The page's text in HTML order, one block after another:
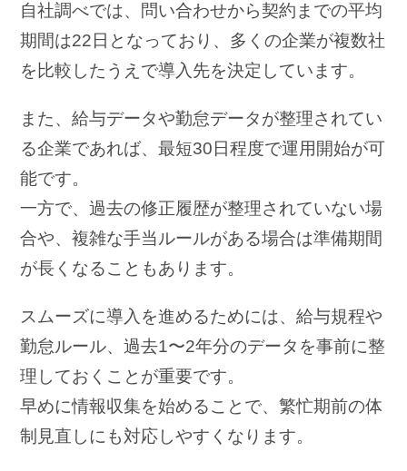
自社調べでは、問い合わせから契約までの平均
期間は22日となっており、多くの企業が複数社
を比較したうえで導入先を決定しています。
また、給与データや勤怠データが整理されてい
る企業であれば、最短30日程度で運用開始が可
能です。
一方で、過去の修正履歴が整理されていない場
合や、複雑な手当ルールがある場合は準備期間
が長くなることもあります。
スムーズに導入を進めるためには、給与規程や
勤怠ルール、過去1〜2年分のデータを事前に整
理しておくことが重要です。
早めに情報収集を始めることで、繁忙期前の体
制見直しにも対応しやすくなります。